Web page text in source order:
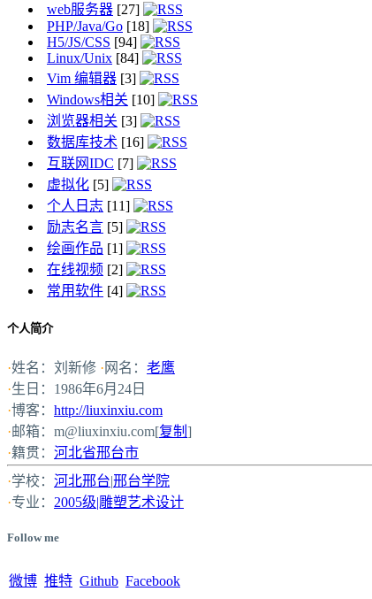
web服务器 [27]
PHP/Java/Go [18]
H5/JS/CSS [94]
Linux/Unix [84]
Vim 编辑器 [3]
Windows相关 [10]
浏览器相关 [3]
数据库技术 [16]
互联网IDC [7]
虚拟化 [5]
个人日志 [11]
励志名言 [5]
绘画作品 [1]
在线视频 [2]
常用软件 [4]
个人简介
·姓名：刘新修 · 网名： 老鹰
·生日：1986年6月24日
·博客： http://liuxinxiu.com
·邮箱： m@liuxinxiu.com[复制 ]
·籍贯： 河北省邢台市
·学校： 河北邢台|邢台学院
·专业： 2005级|雕塑艺术设计
Follow me
微博 推特 Github Facebook